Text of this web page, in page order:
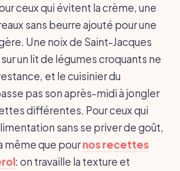
ceux qui évitent la crème, une
sans beurre ajouté pour une
Une noix de Saint-Jacques
un lit de légumes croquants ne
et le cuisinier du
pas son après-midi à jongler
différentes. Pour ceux qui
sans se priver de goût,
même que pournos recettes
: on travaille la texture et